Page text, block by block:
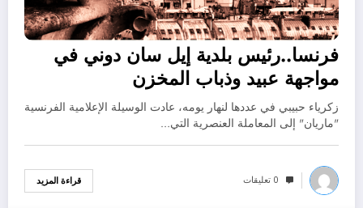
فرنسا..رئيس بلدية إيل سان دوني في
مواجهة عبيد وذباب المخزن
زكرياء حبيبي في عددها لنهار يومه، عادت الوسيلة الإعلامية الفرنسية
"ماريان" إلى المعاملة العنصرية التي…
0 تعليقات قراءة المزيد